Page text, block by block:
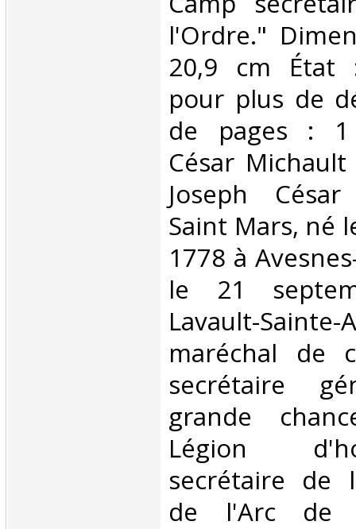
l'Ordre."
20,9 cm État
pour plus de
de pages : 1
César
Joseph
Saint Mars, né
1778 à
le 21
Lavault-
maréchal de
secrétaire
grande
Légion
secrétaire de
de l'Arc de